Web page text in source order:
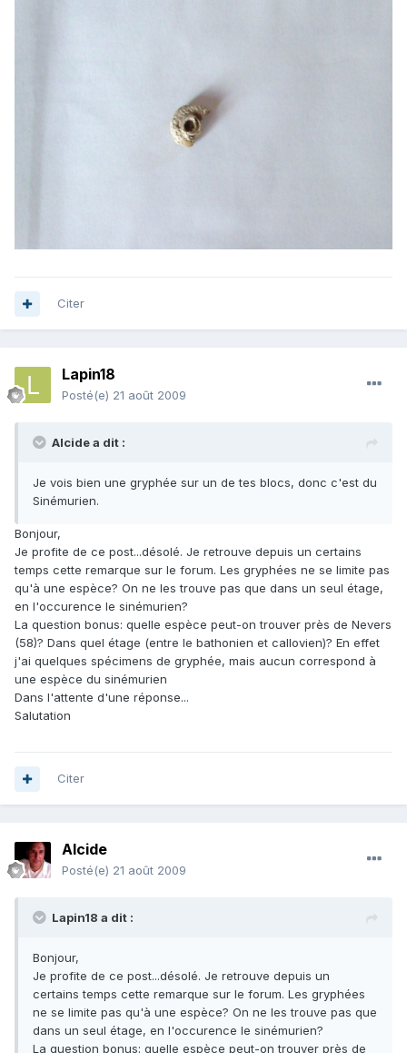
Citer
Lapin18
Posté(e) 21 août 2009
Alcide a dit :
Je vois bien une gryphée sur un de tes blocs, donc c'est du
Sinémurien.
Bonjour,
Je profite de ce post...désolé. Je retrouve depuis un certains
temps cette remarque sur le forum. Les gryphées ne se limite pas
qu'à une espèce? On ne les trouve pas que dans un seul étage,
en l'occurence le sinémurien?
La question bonus: quelle espèce peut-on trouver près de Nevers
(58)? Dans quel étage (entre le bathonien et callovien)? En effet
j'ai quelques spécimens de gryphée, mais aucun correspond à
une espèce du sinémurien
Dans l'attente d'une réponse...
Salutation
Citer
Alcide
Posté(e) 21 août 2009
Lapin18 a dit :
Bonjour,
Je profite de ce post...désolé. Je retrouve depuis un
certains temps cette remarque sur le forum. Les gryphées
ne se limite pas qu'à une espèce? On ne les trouve pas que
dans un seul étage, en l'occurence le sinémurien?
La question bonus: quelle espèce peut-on trouver près de